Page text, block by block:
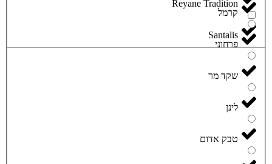
Reyane Tradition
Santalis
קרמל
פרחוני
שקד מר
לינן
טבק אדום